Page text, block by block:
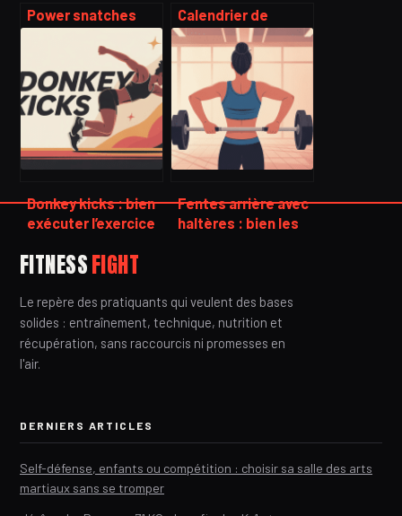
Power snatches
vite en force et
explosivité
Calendrier de
l’avent sportif :
idées, bienfaits et
modèles à adopter
Donkey kicks : bien
exécuter l’exercice
fessiers et gainage
Fentes arrière avec
haltères : bien les
FITNESSFIGHT
Le repère des pratiquants qui veulent des bases
solides : entraînement, technique, nutrition et
récupération, sans raccourcis ni promesses en
l'air.
DERNIERS ARTICLES
Self-défense, enfants ou compétition : choisir sa salle des arts
martiaux sans se tromper